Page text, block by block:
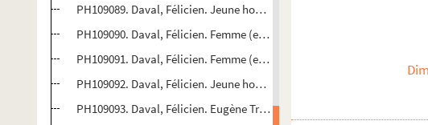
PH109089. Daval, Félicien. Jeune homme en buste
PH109090. Daval, Félicien. Femme (en buste), dans ovale
PH109091. Daval, Félicien. Femme (en buste)
PH109092. Daval, Félicien. Jeune homme barbu (en buste)
PH109093. Daval, Félicien. Eugène Trapu